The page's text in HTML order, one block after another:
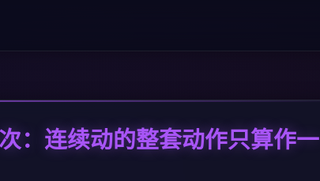
：连续动的整套动作只算作一